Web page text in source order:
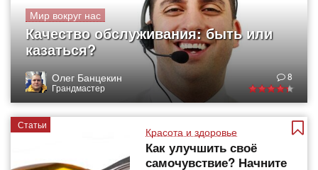
Мир вокруг нас
Качество обслуживания: быть или
казаться?
Олег Банцекин
Грандмастер
8
Статьи
Красота и здоровье
Как улучшить своё
самочувствие? Начните